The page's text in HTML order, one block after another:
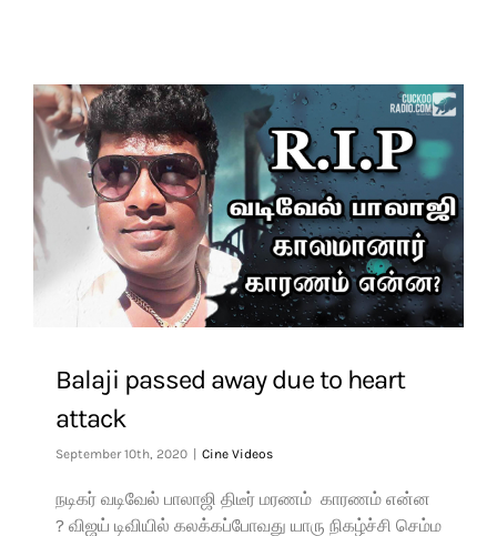
Balaji passed away due to heart
attack
September 10th, 2020 Cine Videos
நடிகர் வடிவேல் பாலாஜி திடீர் மரணம் காரணம் என்ன
? விஜய் டிவியில் கலக்கப்போவது யாரு நிகழ்ச்சி செம்ம